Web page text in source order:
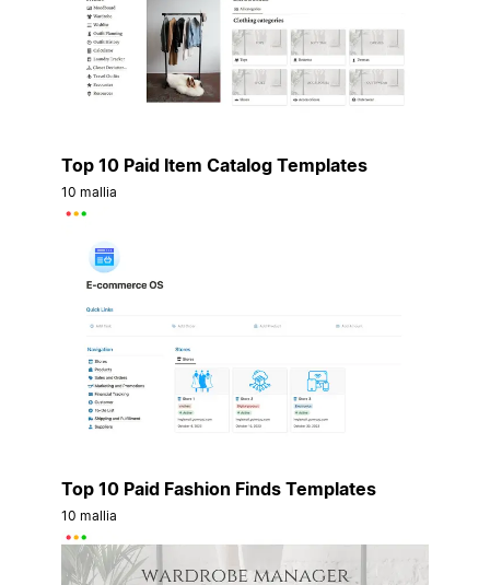
Top 10 Paid Item Catalog Templates
10 mallia
Top 10 Paid Fashion Finds Templates
10 mallia